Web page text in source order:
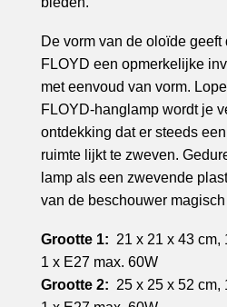
De vorm van de oloïde
FLOYD een opmerkelijke
met eenvoud van vorm.
FLOYD-hanglamp wordt je
ontdekking dat er steeds
ruimte lijkt te zweven.
lamp als een zwevende
van de beschouwer magisch
Grootte 1: 21 x 21 x 43 cm,
1 x E27 max. 60W
Grootte 2: 25 x 25 x 52 cm,